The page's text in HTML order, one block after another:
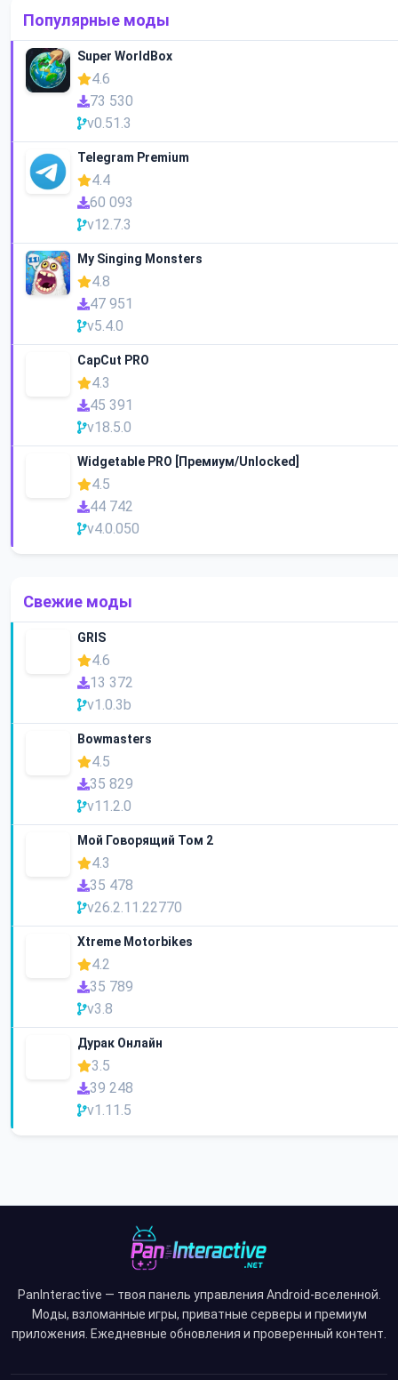
Популярные моды
Super WorldBox
4.6
73 530
v0.51.3
Telegram Premium
4.4
60 093
v12.7.3
My Singing Monsters
4.8
47 951
v5.4.0
CapCut PRO
4.3
45 391
v18.5.0
Widgetable PRO [Премиум/Unlocked]
4.5
44 742
v4.0.050
Свежие моды
GRIS
4.6
13 372
v1.0.3b
Bowmasters
4.5
35 829
v11.2.0
Мой Говорящий Том 2
4.3
35 478
v26.2.11.22770
Xtreme Motorbikes
4.2
35 789
v3.8
Дурак Онлайн
3.5
39 248
v1.11.5
PanInteractive — твоя панель управления Android-вселенной.
Моды, взломанные игры, приватные серверы и премиум
приложения. Ежедневные обновления и проверенный контент.